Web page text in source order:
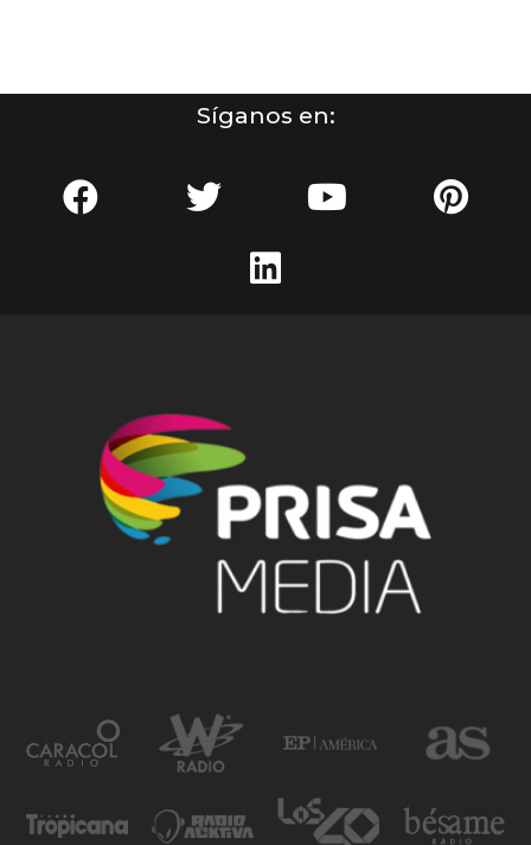
Síganos en: